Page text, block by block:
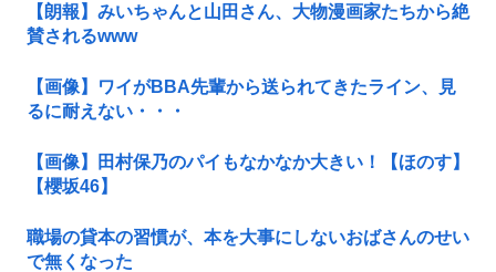
【朗報】みいちゃんと山田さん、大物漫画家たちから絶
賛されるwww
【画像】ワイがBBA先輩から送られてきたライン、見
るに耐えない・・・
【画像】田村保乃のパイもなかなか大きい！【ほのす】
【櫻坂46】
職場の貸本の習慣が、本を大事にしないおばさんのせい
で無くなった